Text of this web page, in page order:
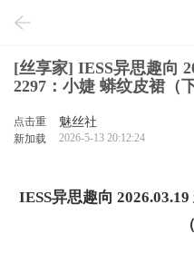
[丝享家] IESS异思趣向
2297：小婕 蟒纹皮裙（下
点击重
新加载
魅丝社
2026-5-13 20:12:24
IESS异思趣向